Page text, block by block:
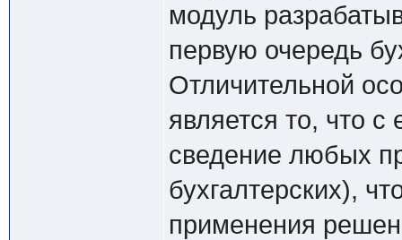
модуль
первую очередь
Отличительной
является то, что
сведение любых
бухгалтерских),
применения